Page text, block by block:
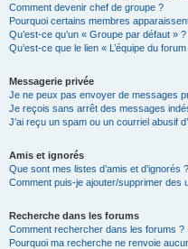
Comment devenir chef de groupe ?
Pourquoi certains membres
Qu’est-ce qu’un « Groupe par défaut » ?
Qu’est-ce que le lien « L’équipe du
Messagerie privée
Je ne peux pas envoyer de messages
Je reçois sans arrêt des messages
J’ai reçu un spam ou un courriel abusif
Amis et ignorés
Que sont mes listes d’amis et d’ignorés ?
Comment puis-je ajouter/supprimer des
Recherche dans les forums
Comment rechercher dans les forums ?
Pourquoi ma recherche ne renvoie